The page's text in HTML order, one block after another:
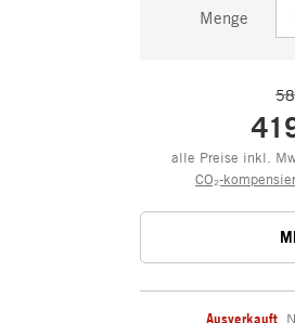
Menge
alle Preise inkl.
CO₂-
Ausverkauft,